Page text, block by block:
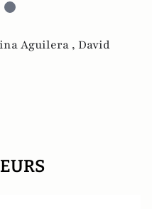
Aguilera , David